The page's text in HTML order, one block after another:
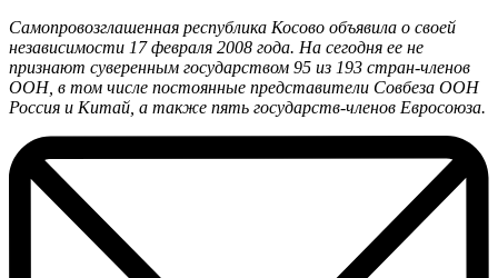
Cамопровозглашенная республика Косово объявила о своей
независимости 17 февраля 2008 года. На сегодня ее не
признают суверенным государством 95 из 193 стран-членов
ООН, в том числе постоянные представители Совбеза ООН
Россия и Китай, а также пять государств-членов Евросоюза.